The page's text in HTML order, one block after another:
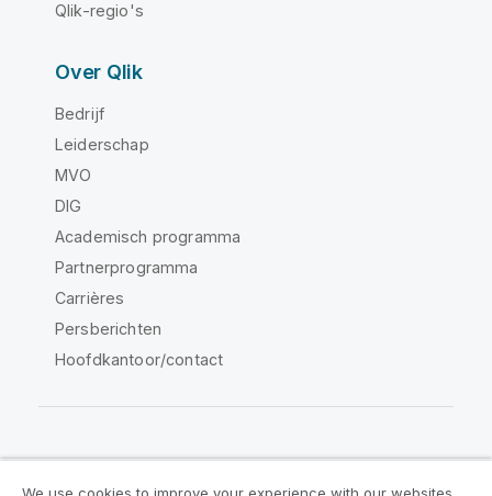
Qlik-regio's
Over Qlik
Bedrijf
Leiderschap
MVO
DIG
Academisch programma
Partnerprogramma
Carrières
Persberichten
Hoofdkantoor/contact